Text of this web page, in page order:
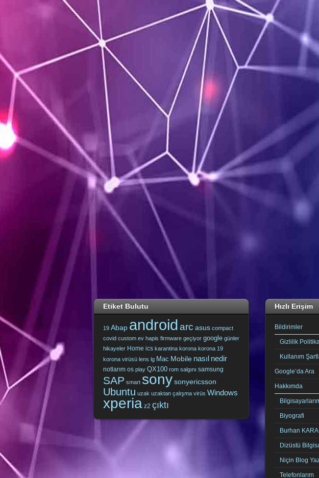
Etiket Bulutu
19 Abap androidarc asus compact
covid custom ev hapis firmware geçiyor google günler
hikayeler Home ics karantina korona korona 19
korona virüsü lens lg Mac Mobile nasıl nedir
notlarım os play QX100 rom salgını samsung
SAP smart sonysonyericsson
Ubuntu uzak uzaktan çalışma virüs Windows
xperia z2 çıktı
Hızlı Erişim
Bildirimler
Gizlilik
Kullanım
Google’da Ara
Hakkımda
Biyografi
Burhan
Dizüstü
Niçin Blog
Telefonlarım